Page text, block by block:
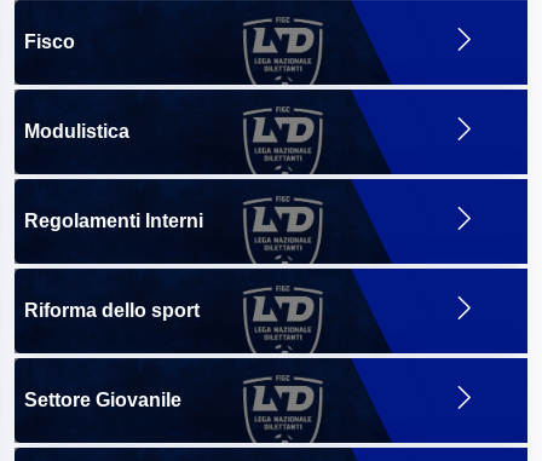
Fisco
Modulistica
Regolamenti Interni
Riforma dello sport
Settore Giovanile